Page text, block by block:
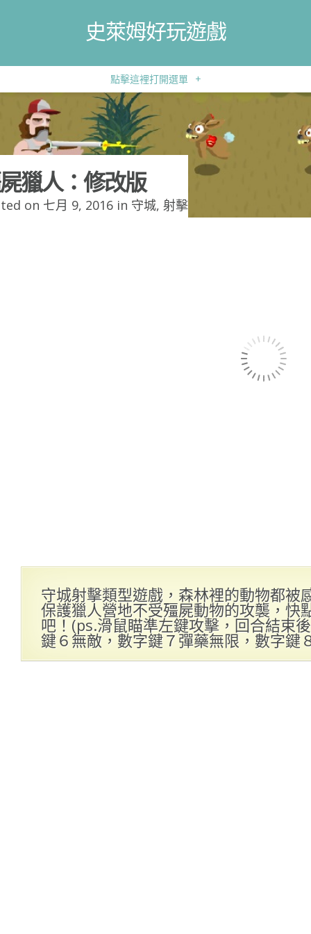
史萊姆好玩遊戲
點擊這裡打開選單 +
獵人：修改版
on 七月 9, 2016 in 守城, 射擊
守城射擊類型遊戲，森林裡的動物都被
保護獵人營地不受殭屍動物的攻襲，快
吧！(ps.滑鼠瞄準左鍵攻擊，回合結束
鍵６無敵，數字鍵７彈藥無限，數字鍵